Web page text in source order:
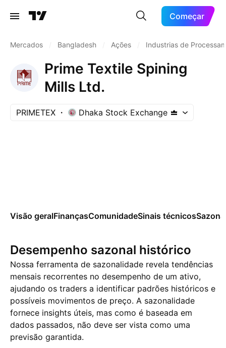
Começar
Mercados Bangladesh Ações Industrias de
Prime Textile Spining
Mills Ltd.
PRIMETEX Dhaka Stock Exchange
Visão geralFinançasComunidadeSinais técnicos
Desempenho sazonal histórico
Nossa ferramenta de sazonalidade revela tendências
mensais recorrentes no desempenho de um ativo,
ajudando os traders a identificar padrões históricos e
possíveis movimentos de preço. A sazonalidade
fornece insights úteis, mas como é baseada em
dados passados, não deve ser vista como uma
previsão garantida.